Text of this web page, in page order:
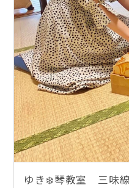
ゆき❄️琴教室 三味